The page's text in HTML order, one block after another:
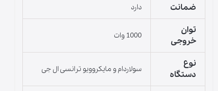
ضمانت دارد
توان
خروجی
1000 وات
نوع
دستگاه
سولاردام و مایکروویو ترانسی ال جی